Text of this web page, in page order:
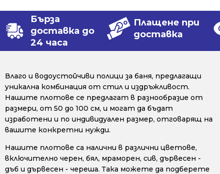
Бърза
доставка до
24 часа
Плащене при
доставка
Влаго и водоустойчиви полици за баня, предлагащи
уникална комбинация от стил и издръжливост.
Нашите плотове се предлагат в разнообразие от
размери, от 50 до 100 см, и могат да бъдат
изработени и по индивидуален размер, отговарящ на
вашите конкретни нужди.
Нашите плотове са налични в различни цветове,
включително черен, бял, мраморен, сив, дървесен -
дъб и дървесен - череша. Така можете да подберете